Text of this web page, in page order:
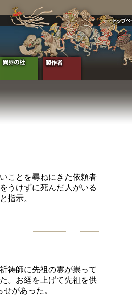
ことを尋ねにきた依頼者
うけずに死んだ人がいる
指示。
祷師に先祖の霊が祟って
。お経を上げて先祖を供
があった。